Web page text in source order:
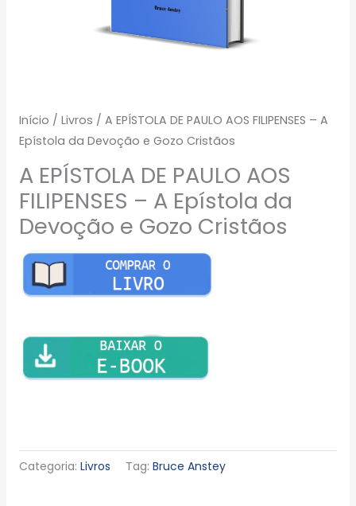
Início / Livros / A EPÍSTOLA DE PAULO AOS FILIPENSES – A
Epístola da Devoção e Gozo Cristãos
A EPÍSTOLA DE PAULO AOS
FILIPENSES – A Epístola da
Devoção e Gozo Cristãos
Categoria: Livros Tag: Bruce Anstey